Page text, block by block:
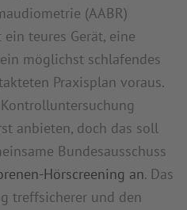
(AABR)
teures Gerät, eine
möglichst schlafendes
Praxisplan voraus.
anbieten, doch das soll
Bundesausschuss
Hörscreening an. Das
treffsicherer und den